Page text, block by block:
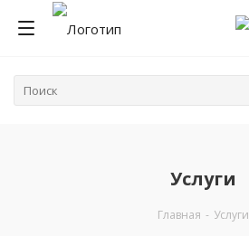
Услуги
Главная - Услуги